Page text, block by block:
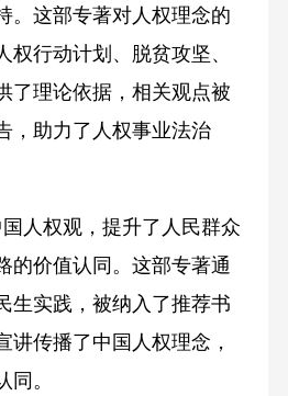
。这部专著对人权理念的
权行动计划、脱贫攻坚、
了理论依据，相关观点被
，助力了人权事业法治
权观，提升了人民群众
的价值认同。这部专著通
生实践，被纳入了推荐书
讲传播了中国人权理念，
。